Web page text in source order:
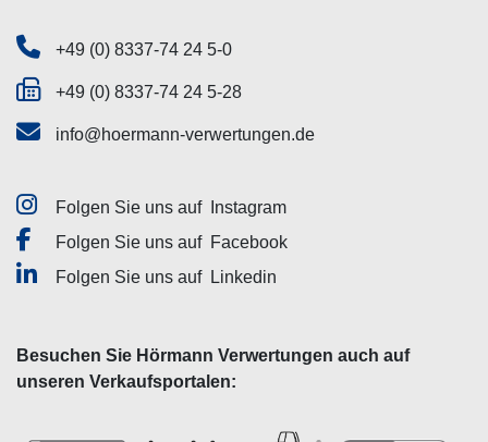
+49 (0) 8337-74 24 5-0
+49 (0) 8337-74 24 5-28
info@hoermann-verwertungen.de
Folgen Sie uns auf
Instagram
Folgen Sie uns auf Facebook
Folgen Sie uns auf
Linkedin
Besuchen Sie Hörmann Verwertungen auch auf
unseren Verkaufsportalen: